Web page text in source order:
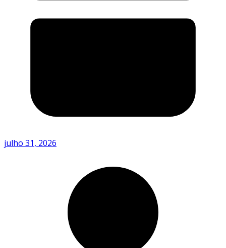
julho 31, 2026